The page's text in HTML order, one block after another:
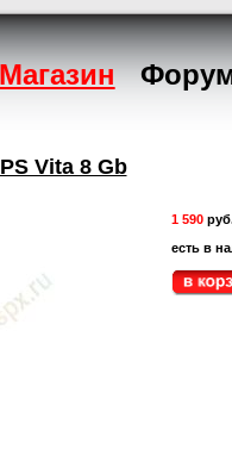
Vita 8 Gb
1 590
есть в